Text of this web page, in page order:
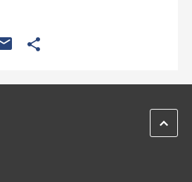
na nové kartě
otevře na nové kartě
se otevře na nové kartě
ZPĚT